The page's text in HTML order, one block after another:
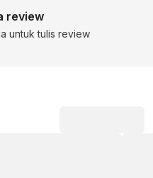
review
untuk tulis review